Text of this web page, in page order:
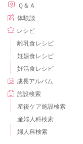
Ｑ＆Ａ
体験談
レシピ
離乳食レシピ
妊娠食レシピ
妊活食レシピ
成長アルバム
施設検索
産後ケア施設検索
産婦人科検索
婦人科検索